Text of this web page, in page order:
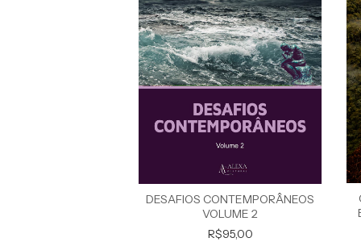
DESAFIOS CONTEMPORÂNEOS
VOLUME 2
R$95,00